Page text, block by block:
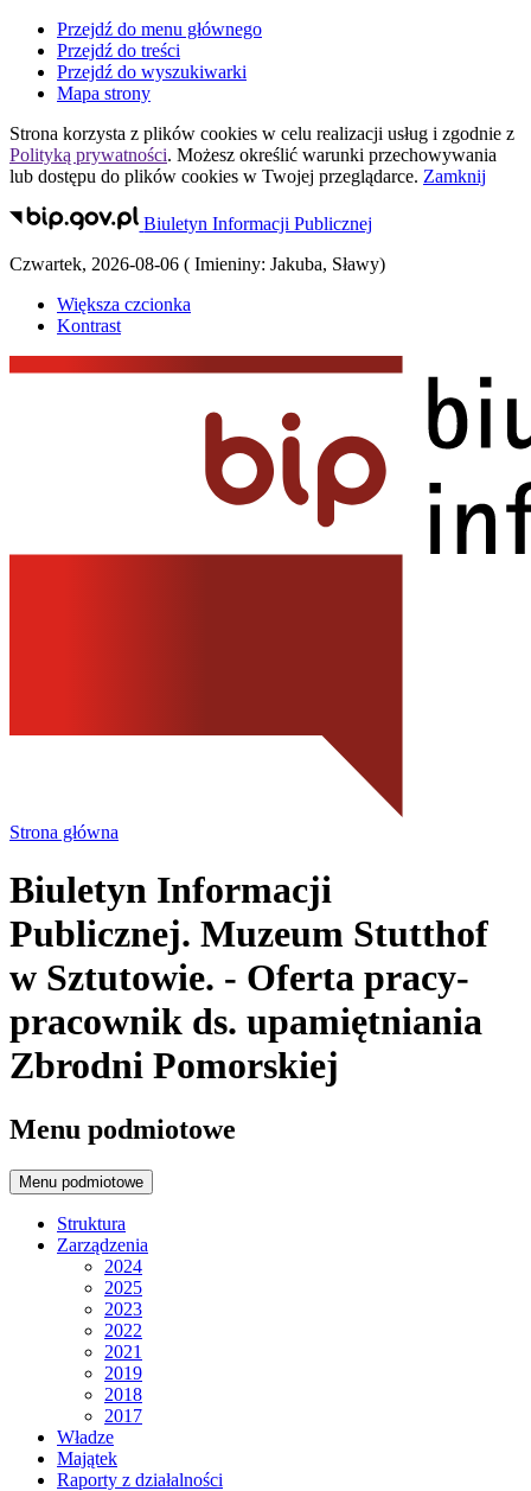
Przejdź do menu głównego
Przejdź do treści
Przejdź do wyszukiwarki
Mapa strony
Strona korzysta z plików cookies w celu realizacji usług i zgodnie z
Polityką prywatności. Możesz określić warunki przechowywania
lub dostępu do plików cookies w Twojej przeglądarce. Zamknij
Biuletyn Informacji Publicznej
Czwartek, 2026-08-06 ( Imieniny: Jakuba, Sławy)
Większa czcionka
Kontrast
Strona główna
Biuletyn Informacji
Publicznej. Muzeum Stutthof
w Sztutowie. - Oferta pracy-
pracownik ds. upamiętniania
Zbrodni Pomorskiej
Menu podmiotowe
Menu podmiotowe
Struktura
Zarządzenia
2024
2025
2023
2022
2021
2019
2018
2017
Władze
Majątek
Raporty z działalności